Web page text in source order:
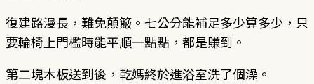
復建路漫長，難免顛簸。七公分能補足多少算多少，只
要輪椅上門檻時能平順一點點，都是賺到。
第二塊木板送到後，乾媽終於進浴室洗了個澡。